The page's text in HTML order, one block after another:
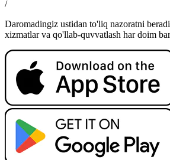
/
Daromadingiz ustidan to'liq nazoratni
xizmatlar va qo'llab-quvvatlash har doim